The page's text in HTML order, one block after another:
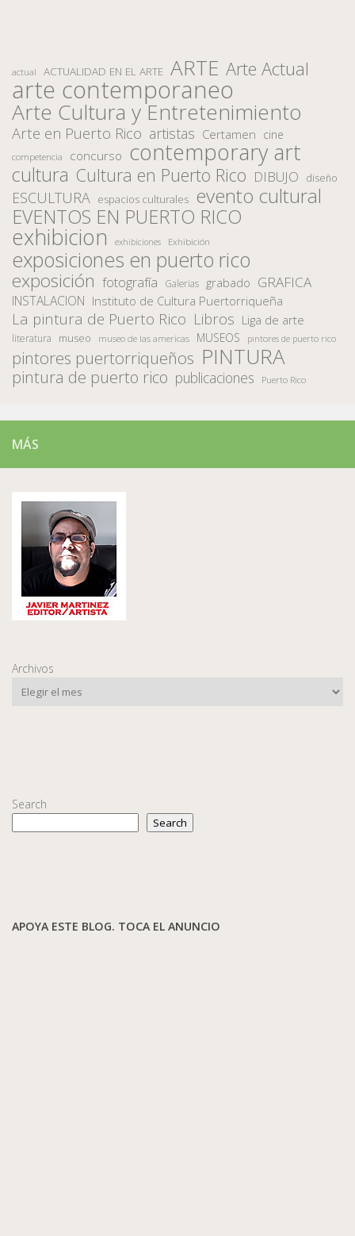
actual ACTUALIDAD EN EL ARTE ARTE Arte Actual
arte contemporaneo
Arte Cultura y Entretenimiento
Arte en Puerto Rico artistas Certamen cine
competencia concurso contemporary art
cultura Cultura en Puerto Rico DIBUJO diseño
ESCULTURA espacios culturales evento cultural
EVENTOS EN PUERTO RICO
exhibicion exhibiciones Exhibición
exposiciones en puerto rico
exposición fotografía Galerias grabado GRAFICA
INSTALACION Instituto de Cultura Puertorriqueña
La pintura de Puerto Rico Libros Liga de arte
literatura museo museo de las americas MUSEOS pintores de puerto rico
pintores puertorriqueños PINTURA
pintura de puerto rico publicaciones Puerto Rico
MÁS
Archivos
Search
Search
APOYA ESTE BLOG. TOCA EL ANUNCIO